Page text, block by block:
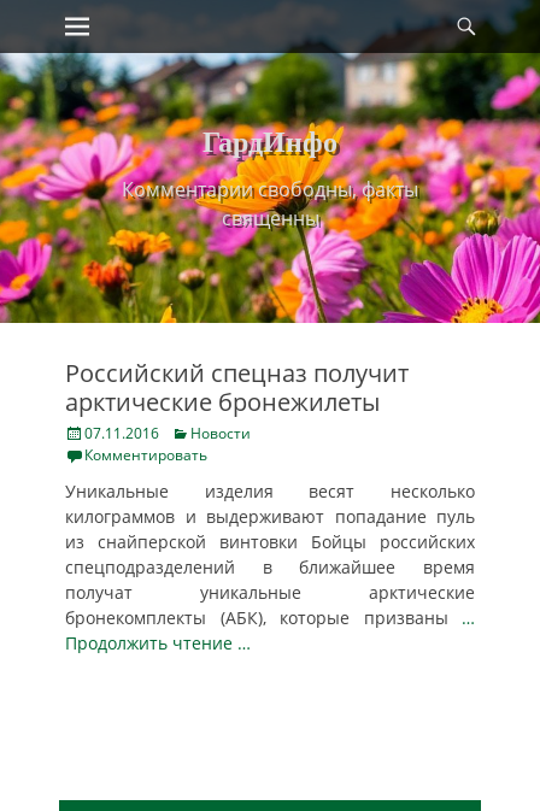
Skip
to
content
Primary Menu
ГардИнфо
Комментарии свободны, факты
священны
Российский спецназ получит
арктические бронежилеты
Posted
on
07.11.2016 Categories
Новости
Комментировать
Уникальные изделия весят несколько
килограммов и выдерживают попадание пуль
из снайперской винтовки Бойцы российских
спецподразделений в ближайшее время
получат уникальные арктические
бронекомплекты (АБК), которые призваны …
Продолжить чтение …